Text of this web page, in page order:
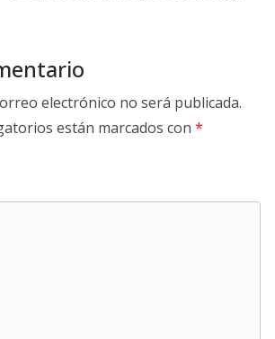
electrónico no será publicada.
están marcados con *